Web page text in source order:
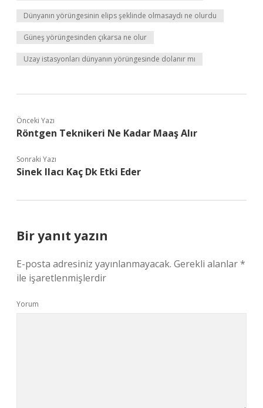
Dünyanın yörüngesinin elips şeklinde olmasaydı ne olurdu
Güneş yörüngesinden çıkarsa ne olur
Uzay istasyonları dünyanın yörüngesinde dolanır mı
Önceki Yazı
Röntgen Teknikeri Ne Kadar Maaş Alır
Sonraki Yazı
Sinek Ilacı Kaç Dk Etki Eder
Bir yanıt yazın
E-posta adresiniz yayınlanmayacak. Gerekli alanlar*
ile işaretlenmişlerdir
Yorum